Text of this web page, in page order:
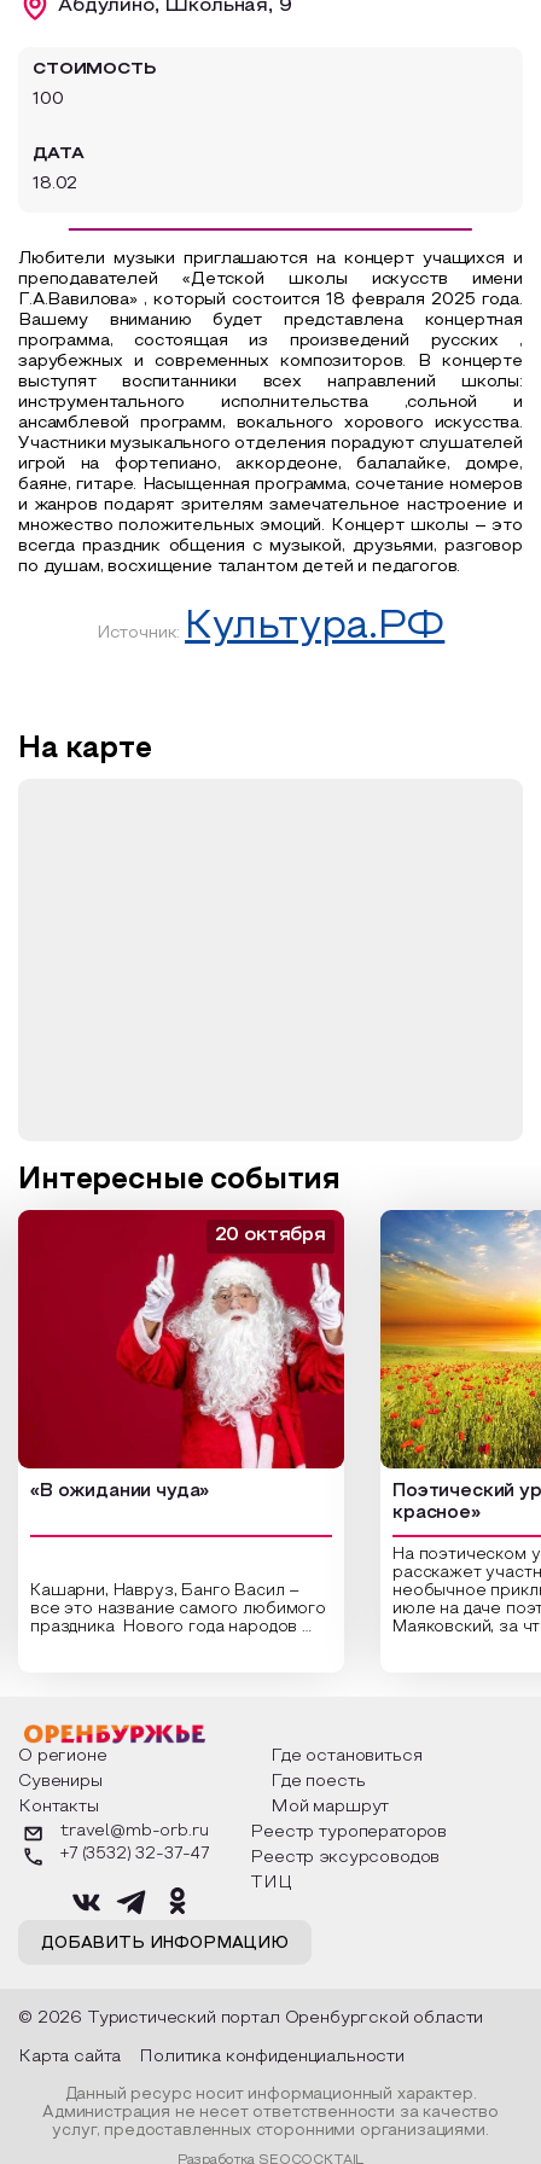
Аттестованные экскурсоводы
Все маршруты
Абдулино, Школьная, 9
СТОИМОСТЬ
100
ДАТА
18.02
Любители музыки приглашаются на концерт учащихся и
преподавателей «Детской школы искусств имени
Г.А.Вавилова» , который состоится 18 февраля 2025 года.
Вашему вниманию будет представлена концертная
программа, состоящая из произведений русских ,
зарубежных и современных композиторов. В концерте
выступят воспитанники всех направлений школы:
инструментального исполнительства ,сольной и
ансамблевой программ, вокального хорового искусства.
Участники музыкального отделения порадуют слушателей
игрой на фортепиано, аккордеоне, балалайке, домре,
баяне, гитаре. Насыщенная программа, сочетание номеров
и жанров подарят зрителям замечательное настроение и
множество положительных эмоций. Концерт школы – это
всегда праздник общения с музыкой, друзьями, разговор
по душам, восхищение талантом детей и педагогов.
Источник: Культура.РФ
На карте
Интересные события
«В ожидании чуда»
Кашарни, Навруз, Банго Васил –
все это название самого любимого
праздника Нового года народов
о том, как встречают новый год в
разных уголках страны, какие
обряды совершают на удачу и
благополучие, в чем схожи и
различаются традиции. Кто такой
Дед Мороз и откуда он пришел, как
его называют в разных уголках
страны и как появились елочные
20 октября
Поэтический
красное»
На поэтическом
расскажет
необычное
июле на даче
Маяковский, за
Твардовского и
каждой строчке
восхищение
яркому времени
О регионе
Где остановиться
Сувениры
Где поесть
Контакты
Мой маршрут
ДОБАВИТЬ ИНФОРМАЦИЮ
travel@mb-orb.ru
+7 (3532) 32-37-47
Реестр туроператоров
Реестр эксурсоводов
ТИЦ
© 2026 Туристический портал Оренбургской области
Карта сайта Политика конфиденциальности
Данный ресурс носит информационный характер.
Администрация не несет ответственности за качество
услуг, предоставленных сторонними организациями.
Разработка SEOCOCKTAIL